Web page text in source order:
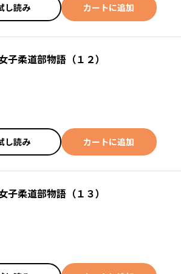
し読み カートに追加
柔道部物語（１２）
し読み カートに追加
柔道部物語（１３）